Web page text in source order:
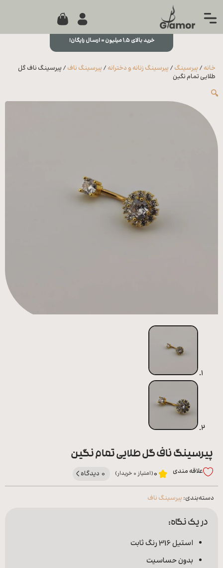
جستجو...
مجله
0
خرید بالای ۱,۵ میلیون = ارسال رایگان!
خانه / پیرسینگ / پیرسینگ زنانه و دخترانه / پیرسینگ ناف / پیرسینگ ناف گل
طلایی تمام نگین
🔍
پیرسینگ ناف گل طلایی تمام نگین
علاقه‌ مندی 0(امتیاز 0 خریدار) 0 دیدگاه
دسته‌بندی: پیرسینگ ناف
در یک نگاه:
استیل 316 رنگ ثابت
بدون حساسیت